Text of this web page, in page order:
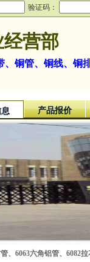
验证码：
营部
、铜管、铜线、铜
产品报价
、6063六角铝管、6082